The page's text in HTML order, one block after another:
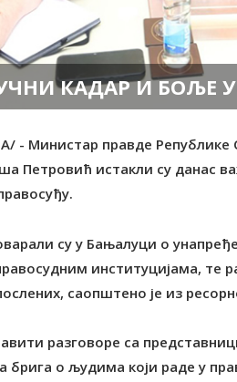
КАДАР И БОЉЕ
- Министар правде Републике
Петровић истакли су данас
су у Бањалуци о
институцијама,
саопштено је из
разговоре са
брига о људима који раде у